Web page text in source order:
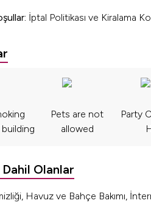
İptal Politikası ve Kiralama
Pets are not
allowed
Party
Olanlar
Havuz ve Bahçe Bakımı,